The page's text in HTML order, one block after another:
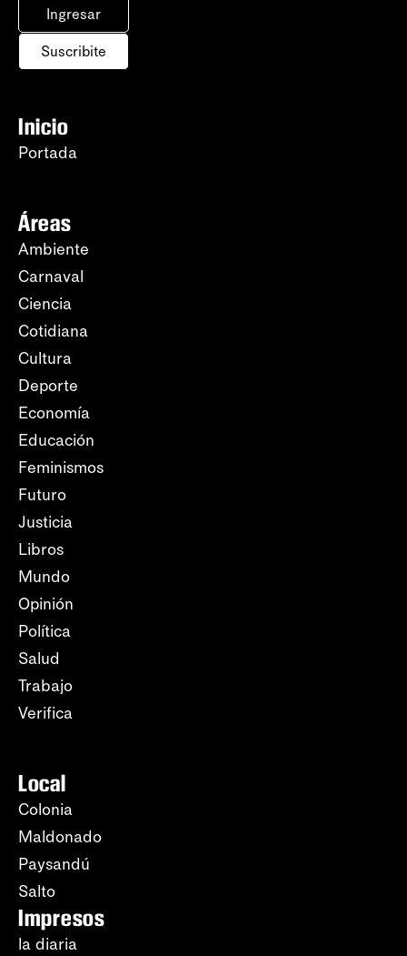
Ingresar
Suscribite
Inicio
Portada
Áreas
Ambiente
Carnaval
Ciencia
Cotidiana
Cultura
Deporte
Economía
Educación
Feminismos
Futuro
Justicia
Libros
Mundo
Opinión
Política
Salud
Trabajo
Verifica
Local
Colonia
Maldonado
Paysandú
Salto
Impresos
la diaria